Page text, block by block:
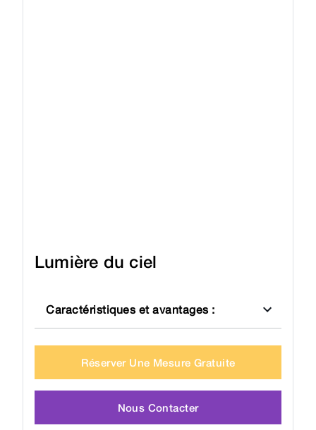
Lumière du ciel
Caractéristiques et avantages:
Réserver Une Mesure Gratuite
Nous Contacter